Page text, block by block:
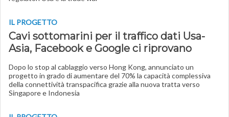
IL PROGETTO
Cavi sottomarini per il traffico dati Usa-
Asia, Facebook e Google ci riprovano
Dopo lo stop al cablaggio verso Hong Kong, annunciato un
progetto in grado di aumentare del 70% la capacità complessiva
della connettività transpacifica grazie alla nuova tratta verso
Singapore e Indonesia